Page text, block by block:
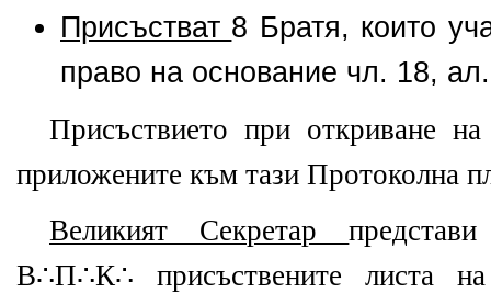
Присъстват 8 Братя, които
право на основание чл. 18,
Присъствието при откриване
приложените към тази Протоколна
Великият Секретар
В∴П∴К∴ присъствените листа